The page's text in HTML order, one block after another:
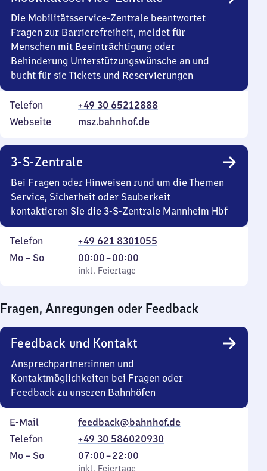
Die Mobilitätsservice-Zentrale beantwortet
Fragen zur Barrierefreiheit, meldet für
Menschen mit Beeinträchtigung oder
Behinderung Unterstützungswünsche an und
bucht für sie Tickets und Reservierungen
Telefon
+49 30 65212888
Webseite
msz.bahnhof.de
3-S-Zentrale
Bei Fragen oder Hinweisen rund um die Themen
Service, Sicherheit oder Sauberkeit
kontaktieren Sie die 3-S-Zentrale Mannheim Hbf
Telefon
+49 621 8301055
Montag
Mo – So,
inkl. Feiertage
00:00–00:00
Von
0
0
Uhr
inkl. Feiertage
Fragen, Anregungen oder Feedback
Feedback und Kontakt
Ansprechpartner:innen und
Kontaktmöglichkeiten bei Fragen oder
Feedback zu unseren Bahnhöfen
E-Mail
feedback@bahnhof.de
Telefon
+49 30 586020930
Montag
Mo – So,
07:00–22:00
Von
inkl. Feiertage